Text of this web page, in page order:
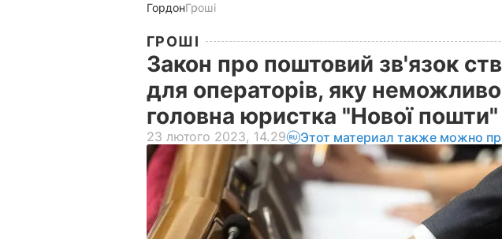
ГордонГроші
ГРОШІ
Закон про поштовий зв'язок
для операторів, яку
головна юристка "Нової пошти"
23 лютого 2023, 14.29 Этот материал также можно